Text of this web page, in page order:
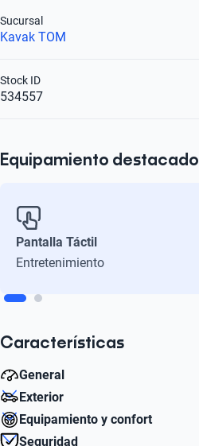
Kavak TOM
Sucursal
534557
Stock ID
Equipamiento destacado
Pantalla Táctil
Entretenimiento
Características
General
1439
Peso bruto (kg)
Exterior
Diámetro de Rin
Equipamiento y confort
Seguridad